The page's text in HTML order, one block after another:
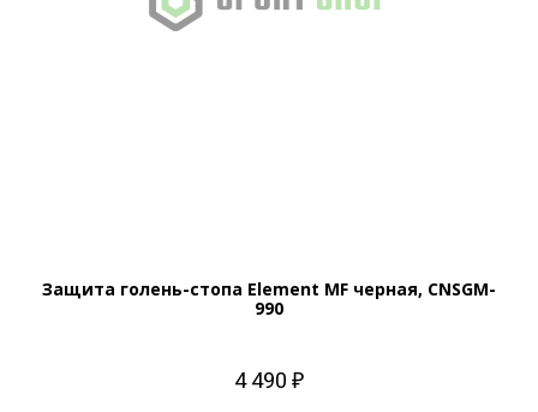
Защита голень-стопа Element MF черная, CNSGM-
990
4 490 ₽